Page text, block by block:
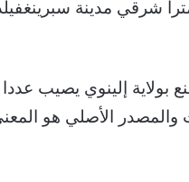
الأصلي هو